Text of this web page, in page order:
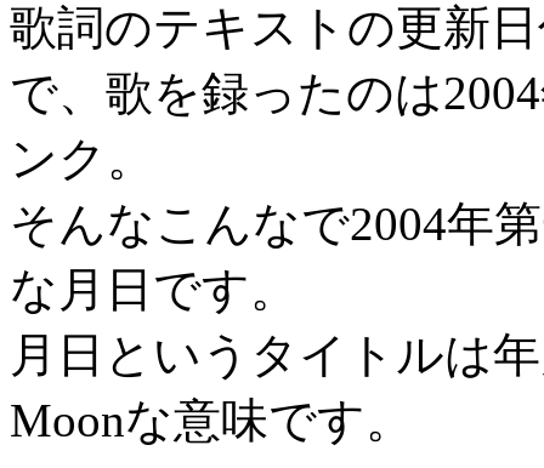
歌詞のテキストの更新
で、歌を録ったのは
ンク。
そんなこんなで2004年
な月日です。
月日というタイトルは
Moonな意味です。